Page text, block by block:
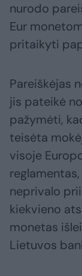
nurodo
Eur
pritaikyti
Pareiškėjas
jis pateikė
pažymėti,
teisėta
visoje
neprivalo
kiekvieno
monetas
Lietuvos